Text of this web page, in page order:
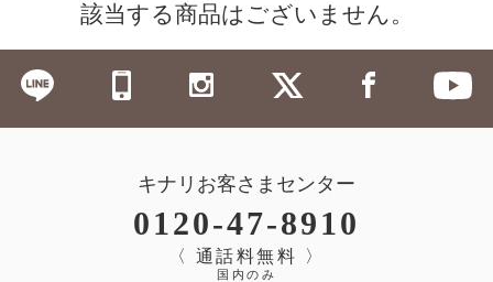
該当する商品はございません。
キナリお客さまセンター
0120-47-8910
〈 通話料無料 〉
国内のみ